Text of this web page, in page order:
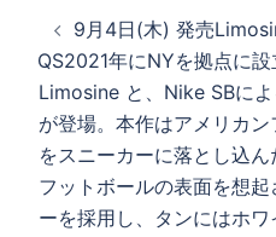
ナ
ビ
ゲ
ー
シ
9月4日(木) 発売
QS2021年にNYを拠点に
Limosine と、Nike SBに
が登場。本作はアメリカ
をスニーカーに落とし込
フットボールの表面を想
ーを採用し、タンにはホ